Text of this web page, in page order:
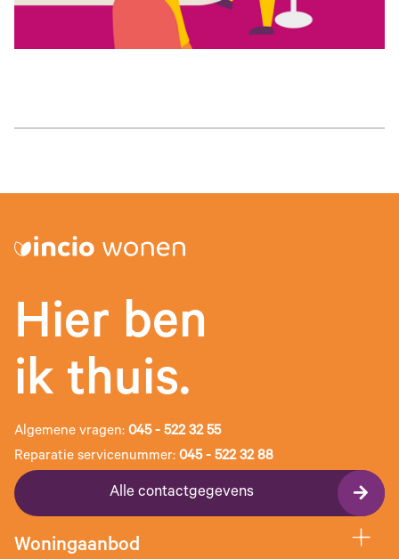
Hier ben
ik thuis.
Algemene vragen: 045 - 522 32 55
Reparatie servicenummer: 045 - 522 32 88
Alle contactgegevens
Woningaanbod